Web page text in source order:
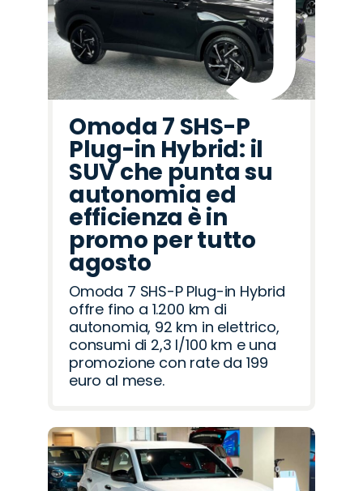
Omoda 7 SHS-P
Plug-in Hybrid: il
SUV che punta su
autonomia ed
efficienza è in
promo per tutto
agosto
Omoda 7 SHS-P Plug-in Hybrid
offre fino a 1.200 km di
autonomia, 92 km in elettrico,
consumi di 2,3 l/100 km e una
promozione con rate da 199
euro al mese.